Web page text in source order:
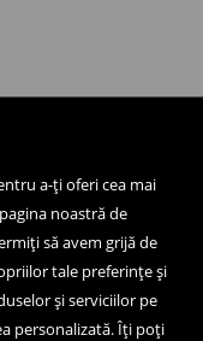
a-ți oferi cea mai
noastră de
să avem grijă de
tale preferințe și
și serviciilor pe
personalizată. Îți poți